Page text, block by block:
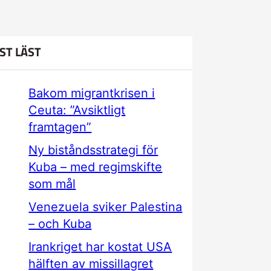
LÄST
Bakom migrantkrisen i
Ceuta: ”Avsiktligt
framtagen”
Ny biståndsstrategi för
Kuba – med regimskifte
som mål
Venezuela sviker Palestina
– och Kuba
Irankriget har kostat USA
hälften av missillagret